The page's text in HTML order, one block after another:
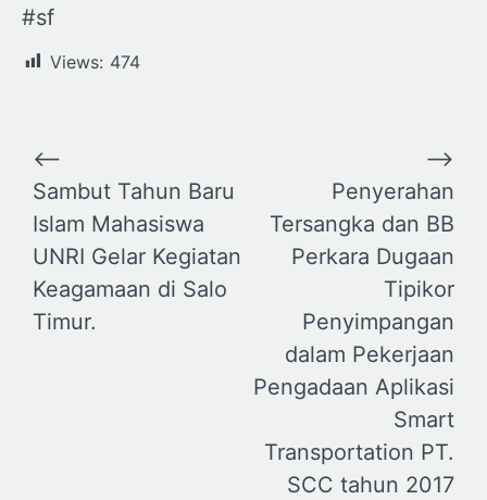
#sf
Views: 474
Navigasi
pos
⟵
Sambut Tahun Baru
Islam Mahasiswa
UNRI Gelar Kegiatan
Keagamaan di Salo
Timur.
Penyerahan
Tersangka dan BB
Perkara Dugaan
Tipikor
Penyimpangan
dalam Pekerjaan
Pengadaan Aplikasi
Smart
Transportation PT.
SCC tahun 2017
⟶